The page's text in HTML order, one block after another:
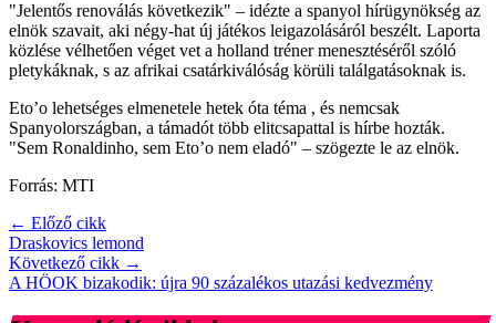
"Jelentős renoválás következik" – idézte a spanyol hírügynökség az
elnök szavait, aki négy-hat új játékos leigazolásáról beszélt. Laporta
közlése vélhetően véget vet a holland tréner menesztéséről szóló
pletykáknak, s az afrikai csatárkiválóság körüli találgatásoknak is.
Eto’o lehetséges elmenetele hetek óta téma , és nemcsak
Spanyolországban, a támadót több elitcsapattal is hírbe hozták.
"Sem Ronaldinho, sem Eto’o nem eladó" – szögezte le az elnök.
Forrás: MTI
← Előző cikk
Draskovics lemond
Következő cikk →
A HÖOK bizakodik: újra 90 százalékos utazási kedvezmény